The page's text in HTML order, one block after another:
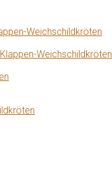
Weichschildkröten
Weichschildkröten